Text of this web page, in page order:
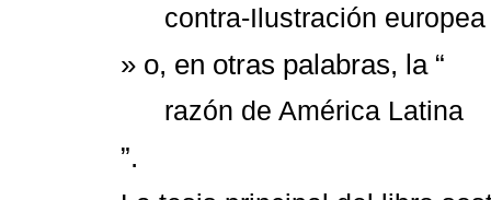
contra-Ilustración europea
» o, en otras palabras, la “
razón de América Latina
”.